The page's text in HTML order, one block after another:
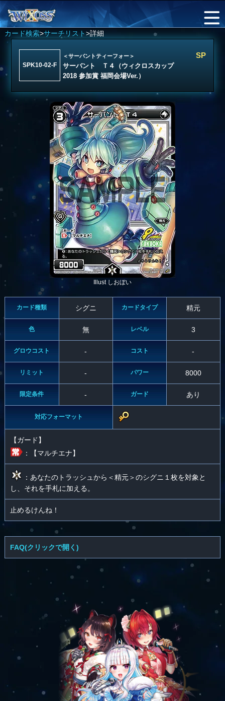
カード検索>サーチリスト>詳細
SPK10-02-F
＜サーバントティーフォー＞
サーバント Ｔ４（ウィクロスカップ
2018 参加賞 福岡会場Ver.）
SP
Illust しおぼい
カード種類 シグニ カードタイプ 精元
色 無 レベル 3
グロウコスト - コスト -
リミット - パワー 8000
限定条件 - ガード あり
対応フォーマット
【ガード】
：【マルチエナ】
：あなたのトラッシュから＜精元＞のシグニ１枚を対象と
し、それを手札に加える。
止めるけんね！
FAQ(クリックで開く)